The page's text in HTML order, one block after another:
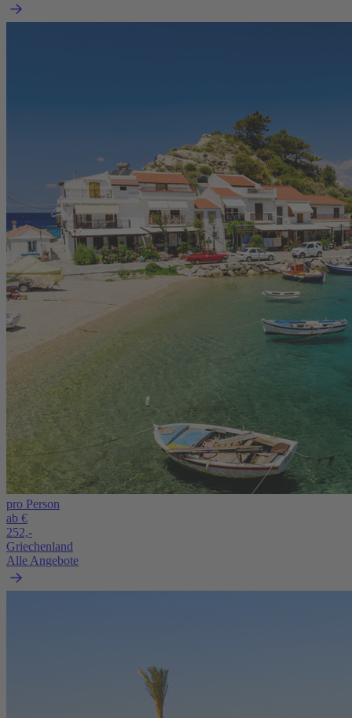
pro Person
ab €
252,-
Griechenland
Alle Angebote